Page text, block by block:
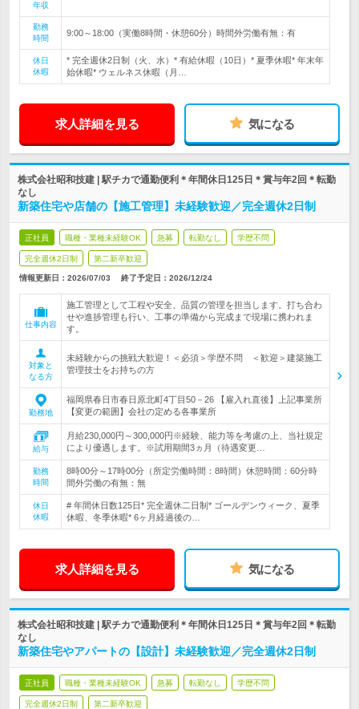
年収
勤務
時間
9:00～18:00（実働8時間・休憩60分）時間外労働有無：有
休日
休暇
* 完全週休2日制（火、水）* 有給休暇（10日）* 夏季休暇* 年末年
始休暇* ウェルネス休暇（月…
求人詳細を見る 気になる
株式会社昭和技建 | 駅チカで通勤便利＊年間休日125日＊賞与年2回＊転勤
なし
新築住宅や店舗の【施工管理】未経験歓迎／完全週休2日制
正社員 職種・業種未経験OK 急募 転勤なし 学歴不問
完全週休2日制 第二新卒歓迎
情報更新日：2026/07/03 終了予定日： 2026/12/24
仕事内容
施工管理として工程や安全、品質の管理を担当します。打ち合わ
せや進捗管理も行い、工事の準備から完成まで現場に携われま
す。
対象と
なる方
未経験からの挑戦大歓迎！＜必須＞学歴不問 ＜歓迎＞建築施工
管理技士をお持ちの方
勤務地
福岡県春日市春日原北町4丁目50－26 【雇入れ直後】上記事業所
【変更の範囲】会社の定める各事業所
給与
月給230,000円～300,000円※経験、能力等を考慮の上、当社規定
により優遇します。※試用期間3ヵ月（待遇変更…
勤務
時間
8時00分～17時00分（所定労働時間：8時間）休憩時間：60分時
間外労働の有無：無
休日
休暇
# 年間休日数125日* 完全週休二日制* ゴールデンウィーク、夏季
休暇、冬季休暇* 6ヶ月経過後の…
求人詳細を見る 気になる
株式会社昭和技建 | 駅チカで通勤便利＊年間休日125日＊賞与年2回＊転勤
なし
新築住宅やアパートの【設計】未経験歓迎／完全週休2日制
正社員 職種・業種未経験OK 急募 転勤なし 学歴不問
完全週休2日制 第二新卒歓迎